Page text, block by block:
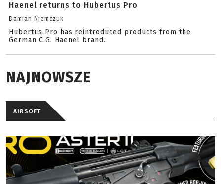
Haenel returns to Hubertus Pro
Damian Niemczuk
Hubertus Pro has reintroduced products from the
German C.G. Haenel brand.
NAJNOWSZE
AIRSOFT